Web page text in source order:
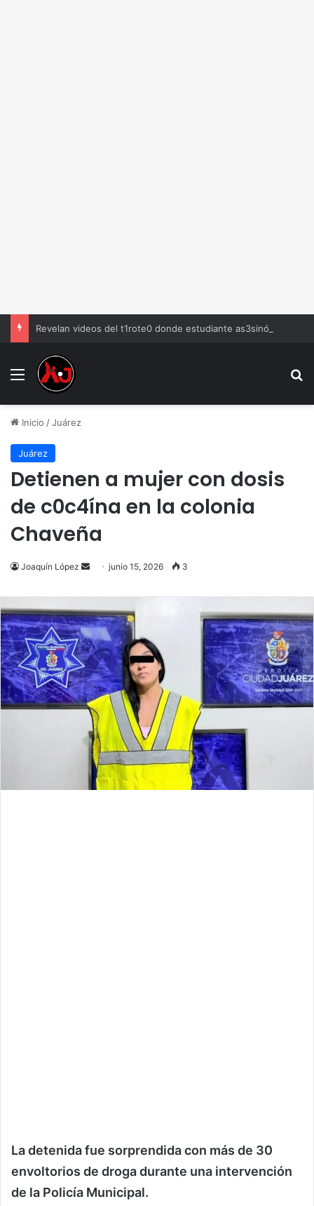
Menu
Inicio /Juárez
Juárez
Detienen a mujer con dosis
de c0c4ína en la colonia
Chaveña
Joaquín López
Send
email
junio 15, 2026 3
La detenida fue sorprendida con más de 30
envoltorios de droga durante una intervención
de la Policía Municipal.